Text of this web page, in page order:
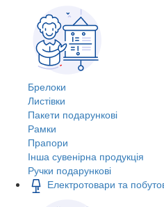
Брелоки
Листівки
Пакети подарункові
Рамки
Прапори
Інша сувенірна продукція
Ручки подарункові
Електротовари та